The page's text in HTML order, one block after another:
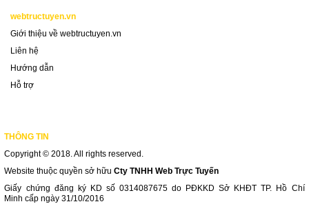
webtructuyen.vn
Giới thiệu về webtructuyen.vn
Liên hệ
Hướng dẫn
Hỗ trợ
THÔNG TIN
Copyright © 2018. All rights reserved.
Website thuộc quyền sở hữuCty TNHH Web Trực Tuyến
Giấy chứng đăng ký KD số 0314087675 do PĐKKD Sở KHĐT TP. Hồ Chí
Minh cấp ngày 31/10/2016